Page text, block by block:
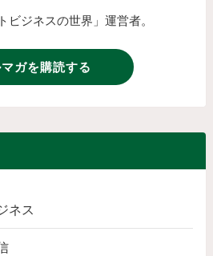
ビジネスの世界」運営者。
マガを購読する
ネス